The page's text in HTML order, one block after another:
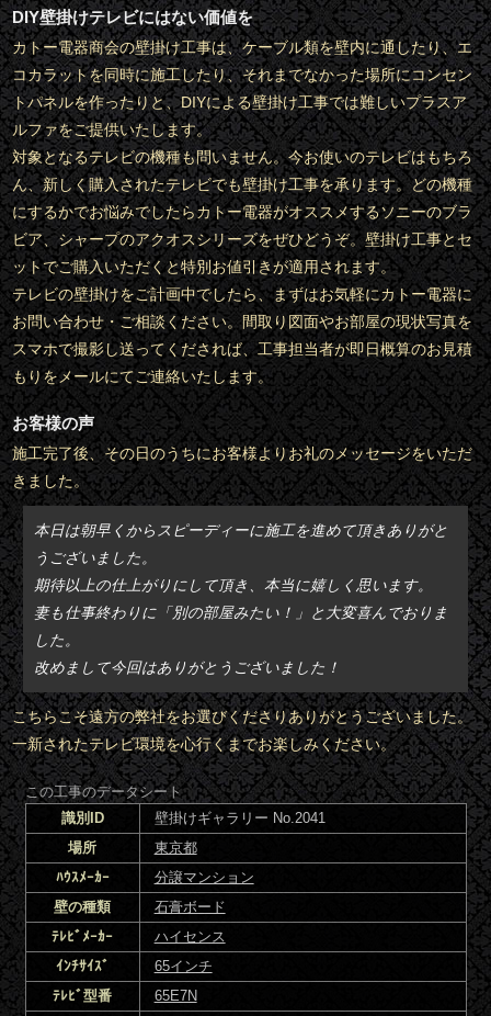
DIY壁掛けテレビにはない価値を
カトー電器商会の壁掛け工事は、ケーブル類を壁内に通したり、エ
コカラットを同時に施工したり、それまでなかった場所にコンセン
トパネルを作ったりと、DIYによる壁掛け工事では難しいプラスア
ルファをご提供いたします。
対象となるテレビの機種も問いません。今お使いのテレビはもちろ
ん、新しく購入されたテレビでも壁掛け工事を承ります。どの機種
にするかでお悩みでしたらカトー電器がオススメするソニーのブラ
ビア、シャープのアクオスシリーズをぜひどうぞ。壁掛け工事とセ
ットでご購入いただくと特別お値引きが適用されます。
テレビの壁掛けをご計画中でしたら、まずはお気軽にカトー電器に
お問い合わせ・ご相談ください。間取り図面やお部屋の現状写真を
スマホで撮影し送ってくだされば、工事担当者が即日概算のお見積
もりをメールにてご連絡いたします。
お客様の声
施工完了後、その日のうちにお客様よりお礼のメッセージをいただ
きました。
本日は朝早くからスピーディーに施工を進めて頂きありがと
うございました。
期待以上の仕上がりにして頂き、本当に嬉しく思います。
妻も仕事終わりに「別の部屋みたい！」と大変喜んでおりま
した。
改めまして今回はありがとうございました！
こちらこそ遠方の弊社をお選びくださりありがとうございました。
一新されたテレビ環境を心行くまでお楽しみください。
この工事のデータシート
識別ID
壁掛けギャラリー No.2041
場所
東京都
ﾊｳｽﾒｰｶｰ
分譲マンション
壁の種類
石膏ボード
ﾃﾚﾋﾞﾒｰｶｰ
ハイセンス
ｲﾝﾁｻｲｽﾞ
65インチ
ﾃﾚﾋﾞ型番
65E7N